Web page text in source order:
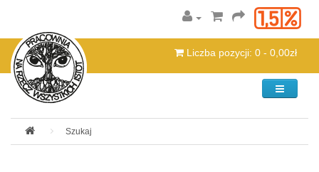
Liczba pozycji: 0 - 0,00zł
Kategorie
Szukaj